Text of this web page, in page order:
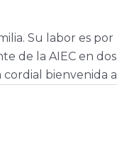
Su labor es por
de la AIEC en
bienvenida